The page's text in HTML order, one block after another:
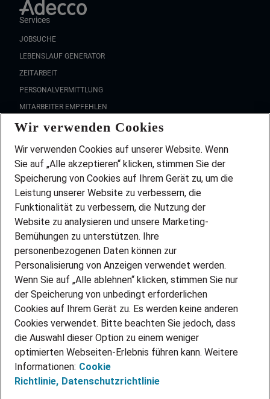
Services
JOBSUCHE
LEBENSLAUF GENERATOR
ZEITARBEIT
PERSONALVERMITTLUNG
MITARBEITER EMPFEHLEN
FAQ
Wir stellen ein!
DEINE BERUFSGRUPPE
DEINE LEBENSSITUATION
PARTNERSHIP WITH AIRBUS
INITIATIV BEWERBEN
ÜBER UNS
STANDORTE
BLOG
PRESSE
KONTAKT
@Adecco 2026
IMPRESSUM
DATENSCHUTZ
Wir verwenden Cookies
Wir verwenden Cookies auf unserer Website. Wenn
Sie auf „Alle akzeptieren“ klicken, stimmen Sie der
Speicherung von Cookies auf Ihrem Gerät zu, um die
Leistung unserer Website zu verbessern, die
Funktionalität zu verbessern, die Nutzung der
Website zu analysieren und unsere Marketing-
Bemühungen zu unterstützen. Ihre
personenbezogenen Daten können zur
Personalisierung von Anzeigen verwendet werden.
Wenn Sie auf „Alle ablehnen“ klicken, stimmen Sie nur
der Speicherung von unbedingt erforderlichen
Cookies auf Ihrem Gerät zu. Es werden keine anderen
Cookies verwendet. Bitte beachten Sie jedoch, dass
die Auswahl dieser Option zu einem weniger
optimierten Webseiten-Erlebnis führen kann. Weitere
Informationen: Cookie
Richtlinie, Datenschutzrichtlinie